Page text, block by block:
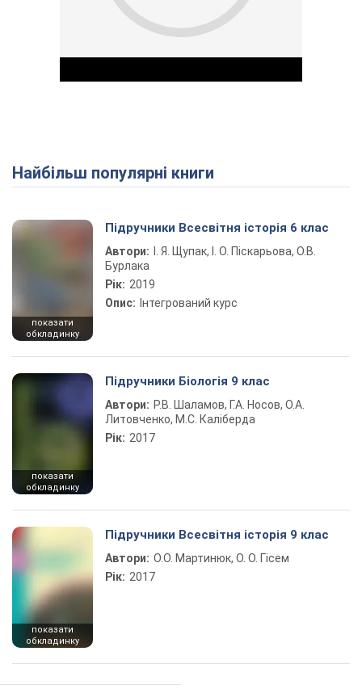
Play Video
Найбільш популярні книги
показати
обкладинку
Підручники Всесвітня історія 6 клас
Автори:
І. Я. Щупак, І. О. Піскарьова, О.В.
Бурлака
Рік: 2019
Опис: Інтегрований курс
показати
обкладинку
Підручники Біологія 9 клас
Автори: Р.В. Шаламов, Г.А. Носов, О.А.
Литовченко, М.С. Каліберда
Рік: 2017
показати
обкладинку
Підручники Всесвітня історія 9 клас
Автори: О.О. Мартинюк, О. О. Гісем
Рік: 2017